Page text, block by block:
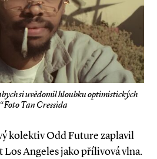
si uvědomil hloubku optimistických
Foto Tan Cressida
kolektiv Odd ­Future zaplavil
Angeles jako přílivová vlna.